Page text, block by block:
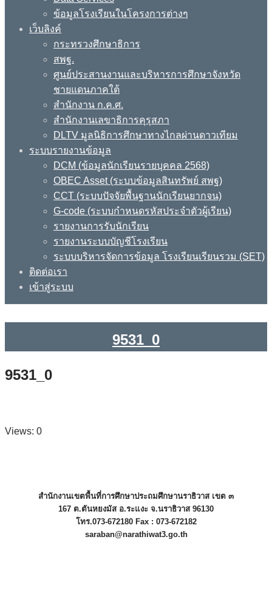
ข้อมูลโรงเรียนในโครงการต่างๆ
เว็บลิงค์
กระทรวงศึกษาธิการ
สพฐ.
ศูนย์ประสานงานและบริหารการศึกษาจังหวัด
ชายแดนภาคใต้
สำนักงาน ก.ค.ศ.
สำนักงานเลขาธิการคุรุสภา
DLTV มูลนิธิการศึกษาทางไกลผ่านดาวเทียม
ระบบรายงานข้อมูล
DCM (ข้อมูลนักเรียนรายบุคคล 2568)
OBEC Asset (ระบบข้อมูลสินทรัพย์ สพฐ)
CCT (ระบบปัจจัยพื้นฐานนักเรียนยากจน)
G-code (ระบบกำหนดรหัสประจำตัวผู้เรียน)
รายงานการรับนักเรียน
รายงานระบบบัญชีโรงเรียน
ระบบบริหารจัดการข้อมูล โรงเรียนเรียนรวม (SET)
ติดต่อเรา
เข้าสู่ระบบ
9531_0
9531_0
Views: 0
สำนักงานเขตพื้นที่การศึกษาประถมศึกษานราธิวาส เขต ๓
167 ต.ตันหยงมัส อ.ระแงะ จ.นราธิวาส 96130
โทร.073-672180 Fax : 073-672182
saraban@narathiwat3.go.th